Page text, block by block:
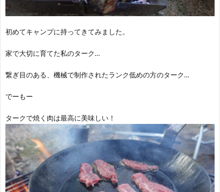
初めてキャンプに持ってきてみました。
家で大切に育てた私のターク…
繋ぎ目のある、機械で制作されたランク低めの方のターク…
でーもー
タークで焼く肉は最高に美味しい！